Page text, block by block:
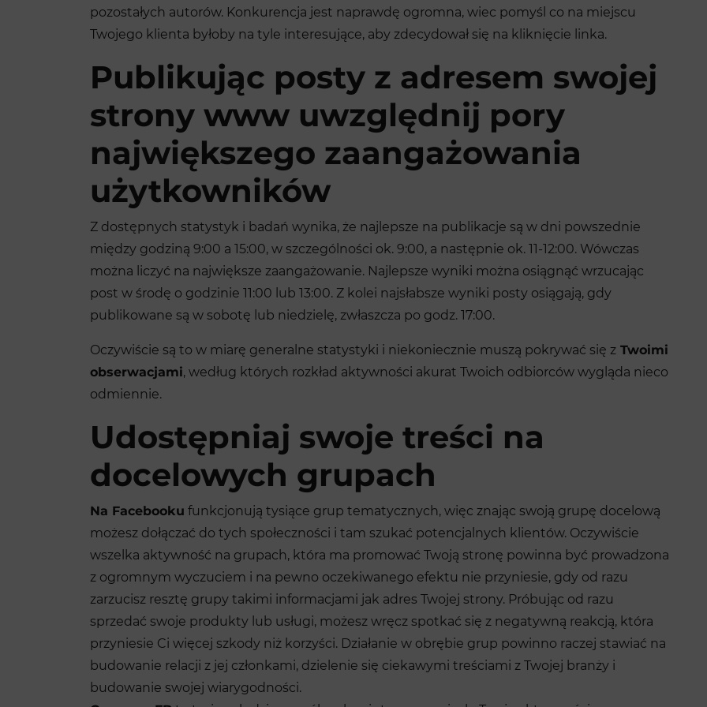
pozostałych autorów. Konkurencja jest naprawdę ogromna, wiec pomyśl co na miejscu
Twojego klienta byłoby na tyle interesujące, aby zdecydował się na kliknięcie linka.
Publikując posty z adresem swojej
strony www uwzględnij pory
największego zaangażowania
użytkowników
Z dostępnych statystyk i badań wynika, że najlepsze na publikacje są w dni powszednie
między godziną 9:00 a 15:00, w szczególności ok. 9:00, a następnie ok. 11-12:00. Wówczas
można liczyć na największe zaangażowanie. Najlepsze wyniki można osiągnąć wrzucając
post w środę o godzinie 11:00 lub 13:00. Z kolei najsłabsze wyniki posty osiągają, gdy
publikowane są w sobotę lub niedzielę, zwłaszcza po godz. 17:00.
Oczywiście są to w miarę generalne statystyki i niekoniecznie muszą pokrywać się z Twoimi
obserwacjami, według których rozkład aktywności akurat Twoich odbiorców wygląda nieco
odmiennie.
Udostępniaj swoje treści na
docelowych grupach
Na Facebooku funkcjonują tysiące grup tematycznych, więc znając swoją grupę docelową
możesz dołączać do tych społeczności i tam szukać potencjalnych klientów. Oczywiście
wszelka aktywność na grupach, która ma promować Twoją stronę powinna być prowadzona
z ogromnym wyczuciem i na pewno oczekiwanego efektu nie przyniesie, gdy od razu
zarzucisz resztę grupy takimi informacjami jak adres Twojej strony. Próbując od razu
sprzedać swoje produkty lub usługi, możesz wręcz spotkać się z negatywną reakcją, która
przyniesie Ci więcej szkody niż korzyści. Działanie w obrębie grup powinno raczej stawiać na
budowanie relacji z jej członkami, dzielenie się ciekawymi treściami z Twojej branży i
budowanie swojej wiarygodności.